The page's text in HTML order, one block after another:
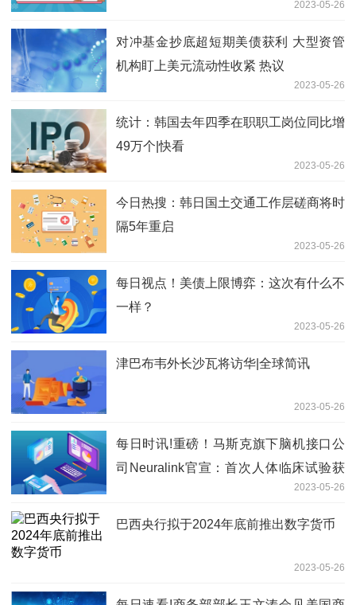
2023-05-26
对冲基金抄底超短期美债获利 大型资管
机构盯上美元流动性收紧 热议
2023-05-26
统计：韩国去年四季在职职工岗位同比增
49万个|快看
2023-05-26
今日热搜：韩日国土交通工作层磋商将时
隔5年重启
2023-05-26
每日视点！美债上限博弈：这次有什么不
一样？
2023-05-26
津巴布韦外长沙瓦将访华|全球简讯
2023-05-26
每日时讯!重磅！马斯克旗下脑机接口公
司Neuralink官宣：首次人体临床试验获
2023-05-26
巴西央行拟于2024年底前推出数字货币
2023-05-26